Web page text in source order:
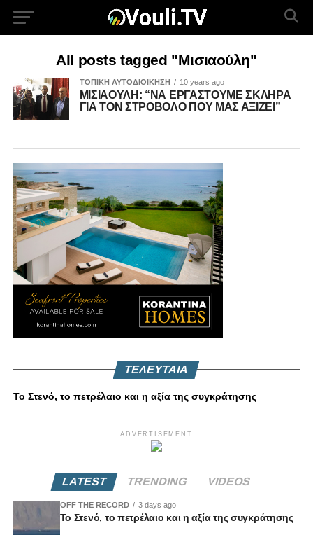
All posts tagged "Μισιαούλη"
ΤΟΠΙΚΗ ΑΥΤΟΔΙΟΙΚΗΣΗ 10 years ago
ΜΙΣΙΑΟΥΛΗ: “ΝΑ ΕΡΓΑΣΤΟΥΜΕ ΣΚΛΗΡΑ
ΓΙΑ ΤΟΝ ΣΤΡΟΒΟΛΟ ΠΟΥ ΜΑΣ ΑΞΙΖΕΙ”
ΤΕΛΕΥΤΑΙΑ
Το Στενό, το πετρέλαιο και η αξία της συγκράτησης
ADVERTISEMENT
LATEST TRENDING VIDEOS
OFF THE RECORD 3 days ago
Το Στενό, το πετρέλαιο και η αξία της συγκράτησης